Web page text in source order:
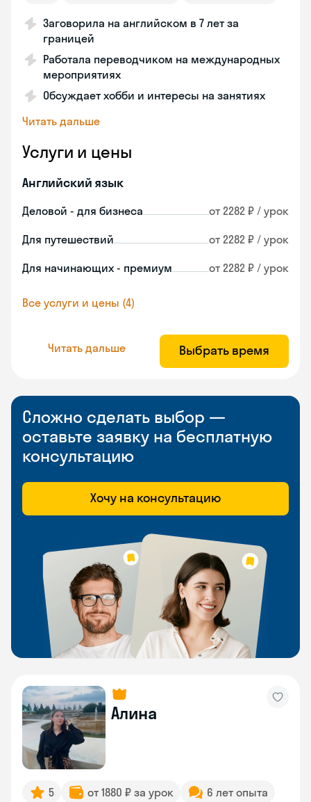
Заговорила на английском в 7 лет за
границей
Работала переводчиком на международных
мероприятиях
Обсуждает хобби и интересы на занятиях
Читать дальше
Услуги и цены
Английский язык
Деловой - для бизнеса от 2282 ₽ / урок
Для путешествий от 2282 ₽ / урок
Для начинающих - премиум от 2282 ₽ / урок
Все услуги и цены (4)
Читать дальше Выбрать время
Сложно сделать выбор —
оставьте заявку на бесплатную
консультацию
Хочу на консультацию
Алина
5 от 1880 ₽ за урок 6 лет опыта